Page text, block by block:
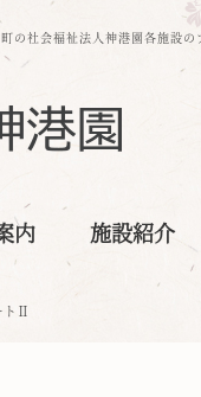
の社会福祉法人神港園各施設の
内 施設紹介
トⅡ